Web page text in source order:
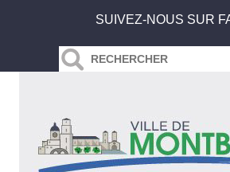
SUIVEZ-NOUS SUR